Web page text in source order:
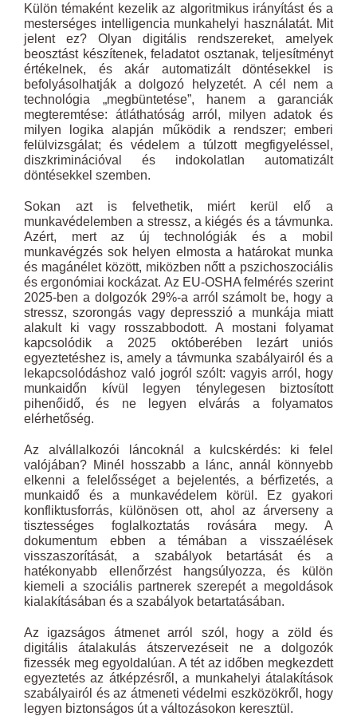
Külön témaként kezelik az algoritmikus irányítást és a
mesterséges intelligencia munkahelyi használatát. Mit
jelent ez? Olyan digitális rendszereket, amelyek
beosztást készítenek, feladatot osztanak, teljesítményt
értékelnek, és akár automatizált döntésekkel is
befolyásolhatják a dolgozó helyzetét. A cél nem a
technológia „megbüntetése”, hanem a garanciák
megteremtése: átláthatóság arról, milyen adatok és
milyen logika alapján működik a rendszer; emberi
felülvizsgálat; és védelem a túlzott megfigyeléssel,
diszkriminációval és indokolatlan automatizált
döntésekkel szemben.
Sokan azt is felvethetik, miért kerül elő a
munkavédelemben a stressz, a kiégés és a távmunka.
Azért, mert az új technológiák és a mobil
munkavégzés sok helyen elmosta a határokat munka
és magánélet között, miközben nőtt a pszichoszociális
és ergonómiai kockázat. Az EU-OSHA felmérés szerint
2025-ben a dolgozók 29%-a arról számolt be, hogy a
stressz, szorongás vagy depresszió a munkája miatt
alakult ki vagy rosszabbodott. A mostani folyamat
kapcsolódik a 2025 októberében lezárt uniós
egyeztetéshez is, amely a távmunka szabályairól és a
lekapcsolódáshoz való jogról szólt: vagyis arról, hogy
munkaidőn kívül legyen ténylegesen biztosított
pihenőidő, és ne legyen elvárás a folyamatos
elérhetőség.
Az alvállalkozói láncoknál a kulcskérdés: ki felel
valójában? Minél hosszabb a lánc, annál könnyebb
elkenni a felelősséget a bejelentés, a bérfizetés, a
munkaidő és a munkavédelem körül. Ez gyakori
konfliktusforrás, különösen ott, ahol az árverseny a
tisztességes foglalkoztatás rovására megy. A
dokumentum ebben a témában a visszaélések
visszaszorítását, a szabályok betartását és a
hatékonyabb ellenőrzést hangsúlyozza, és külön
kiemeli a szociális partnerek szerepét a megoldások
kialakításában és a szabályok betartatásában.
Az igazságos átmenet arról szól, hogy a zöld és
digitális átalakulás átszervezéseit ne a dolgozók
fizessék meg egyoldalúan. A tét az időben megkezdett
egyeztetés az átképzésről, a munkahelyi átalakítások
szabályairól és az átmeneti védelmi eszközökről, hogy
legyen biztonságos út a változásokon keresztül.